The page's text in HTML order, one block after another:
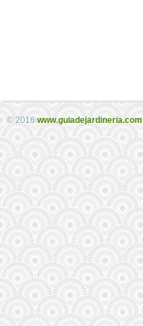
© 2016 www.guiadejardineria.com